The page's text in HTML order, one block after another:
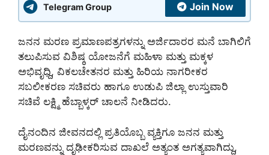
Telegram Group Join Now
ಜನನ ಮರಣ ಪ್ರಮಾಣಪತ್ರಗಳನ್ನು ಅರ್ಜಿದಾರರ ಮನೆ ಬಾಗಿಲಿಗೆ
ತಲುಪಿಸುವ ವಿಶಿಷ್ಠ ಯೋಜನೆಗೆ ಮಹಿಳಾ ಮತ್ತು ಮಕ್ಕಳ
ಅಭಿವೃಧ್ದಿ, ವಿಕಲಚೇತನರ ಮತ್ತು ಹಿರಿಯ ನಾಗರೀಕರ
ಸಬಲೀಕರಣ ಸಚಿವರು ಹಾಗೂ ಉಡುಪಿ ಜಿಲ್ಲಾ ಉಸ್ತುವಾರಿ
ಸಚಿವೆ ಲಕ್ಷ್ಮಿ ಹೆಬ್ಬಾಳ್ಕರ್ ಚಾಲನೆ ನೀಡಿದರು.
ದೈನಂದಿನ ಜೀವನದಲ್ಲಿ ಪ್ರತಿಯೊಬ್ಬ ವ್ಯಕ್ತಿಗೂ ಜನನ ಮತ್ತು
ಮರಣವನ್ನು ದೃಢೀಕರಿಸುವ ದಾಖಲೆ ಅತ್ಯಂತ ಅಗತ್ಯವಾಗಿದ್ದು,